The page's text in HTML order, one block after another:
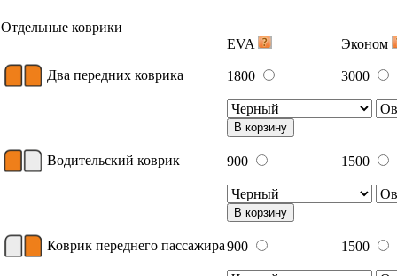
Отдельные коврики
EVA
Эконом
Два передних коврика 1800 3000
В корзину
Водительский коврик 900 1500
В корзину
Коврик переднего пассажира900 1500